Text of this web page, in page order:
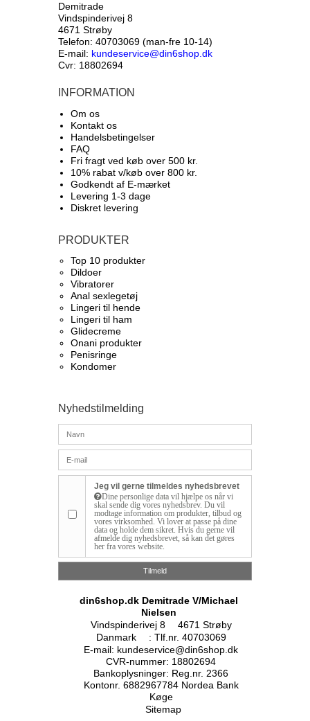
Demitrade
Vindspinderivej 8
4671 Strøby
Telefon: 40703069 (man-fre 10-14)
E-mail: kundeservice@din6shop.dk
Cvr: 18802694
INFORMATION
Om os
Kontakt os
Handelsbetingelser
FAQ
Fri fragt ved køb over 500 kr.
10% rabat v/køb over 800 kr.
Godkendt af E-mærket
Levering 1-3 dage
Diskret levering
PRODUKTER
Top 10 produkter​
Dildoer
Vibratorer
Anal sexlegetøj
Lingeri til hende
Lingeri til ham
Glidecreme
Onani produkter
Penisringe
Kondomer
Nyhedstilmelding
Jeg vil gerne tilmeldes nyhedsbrevet
Dine personlige data vil hjælpe os når vi
skal sende dig vores nyhedsbrev. Du vil
modtage information om produkter, tilbud og
vores virksomhed. Vi lover at passe på dine
data og holde dem sikret. Hvis du gerne vil
afmelde dig nyhedsbrevet, så kan det gøres
her fra vores website.
Tilmeld
din6shop.dk Demitrade V/Michael
Nielsen
Vindspinderivej 8
4671 Strøby
Danmark
: Tlf.nr. 40703069
E-mail: kundeservice@din6shop.dk
CVR-nummer: 18802694
Bankoplysninger: Reg.nr. 2366
Kontonr. 6882967784 Nordea Bank
Køge
Sitemap